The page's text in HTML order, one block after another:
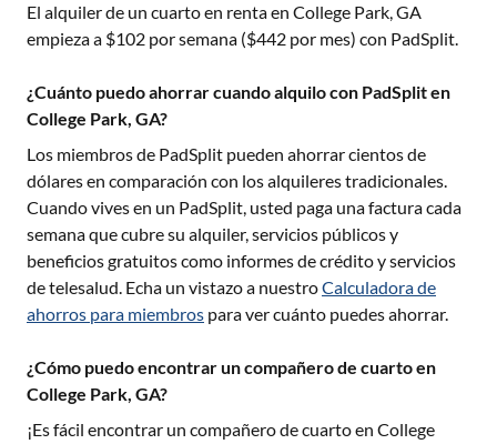
El alquiler de un cuarto en renta en College Park, GA
empieza a $102 por semana ($442 por mes) con PadSplit.
¿Cuánto puedo ahorrar cuando alquilo con PadSplit en
College Park, GA?
Los miembros de PadSplit pueden ahorrar cientos de
dólares en comparación con los alquileres tradicionales.
Cuando vives en un PadSplit, usted paga una factura cada
semana que cubre su alquiler, servicios públicos y
beneficios gratuitos como informes de crédito y servicios
de telesalud. Echa un vistazo a nuestroCalculadora de
ahorros para miembros para ver cuánto puedes ahorrar.
¿Cómo puedo encontrar un compañero de cuarto en
College Park, GA?
¡Es fácil encontrar un compañero de cuarto en College